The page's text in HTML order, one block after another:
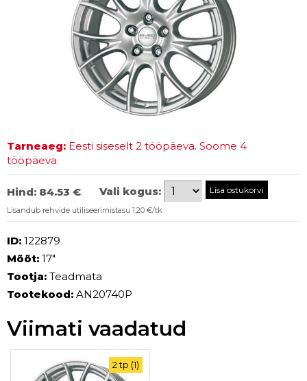
Tarneaeg: Eesti siseselt 2 tööpäeva. Soome 4
tööpäeva.
Hind: 84.53 € Vali kogus:
Lisandub rehvide utiliseerimistasu 1.20 €/tk
ID: 122879
Mõõt: 17"
Tootja: Teadmata
Tootekood: AN20740P
Viimati vaadatud
2 tp (1)